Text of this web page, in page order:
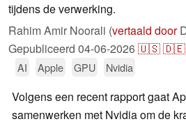
tijdens de verwerking.
Rahim Amir Noorali (vertaald door
Gepubliceerd 04-06-2026🇺🇸🇩🇪
AI Apple GPU Nvidia
Volgens een recent rapport gaat
samenwerken met Nvidia om de